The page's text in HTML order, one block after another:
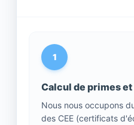
1
Calcul de primes
Nous nous occupons
des CEE (certificats